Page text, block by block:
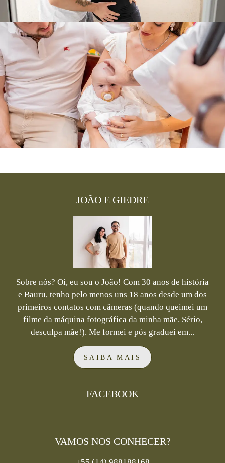
JOÃO E GIEDRE
Sobre nós? Oi, eu sou o João! Com 30 anos de história
e Bauru, tenho pelo menos uns 18 anos desde um dos
primeiros contatos com câmeras (quando queimei um
filme da máquina fotográfica da minha mãe. Sério,
desculpa mãe!). Me formei e pós graduei em...
SAIBA MAIS
FACEBOOK
VAMOS NOS CONHECER?